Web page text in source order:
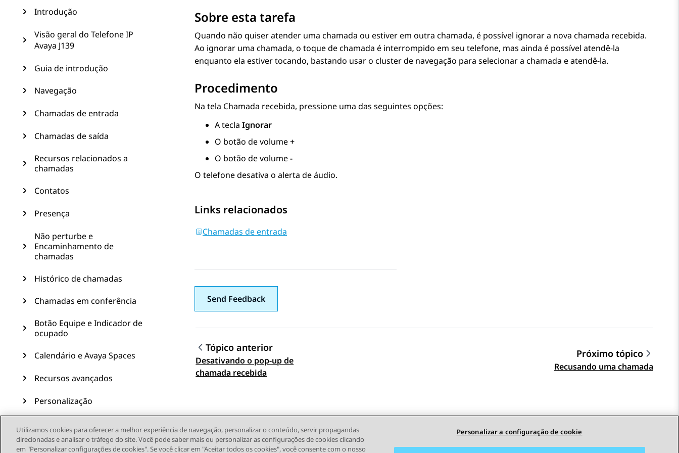
Introdução
Visão geral do Telefone IP
Avaya J139
Guia de introdução
Navegação
Chamadas de entrada
Chamadas de saída
Recursos relacionados a
chamadas
Contatos
Presença
Não perturbe e
Encaminhamento de
chamadas
Histórico de chamadas
Chamadas em conferência
Botão Equipe e Indicador de
ocupado
Calendário e Avaya Spaces
Recursos avançados
Personalização
Manutenção
Sobre esta tarefa
Quando não quiser atender uma chamada ou estiver em outra chamada, é possível ignorar a nova chamada recebida.
Ao ignorar uma chamada, o toque de chamada é interrompido em seu telefone, mas ainda é possível atendê-la
enquanto ela estiver tocando, bastando usar o cluster de navegação para selecionar a chamada e atendê-la.
Procedimento
Na tela Chamada recebida, pressione uma das seguintes opções:
A tecla Ignorar
O botão de volume+
O botão de volume-
O telefone desativa o alerta de áudio.
Links relacionados
Chamadas de entrada
Send Feedback
Topic navigation
Tópico anterior
Desativando o pop-up de
chamada recebida
Próximo tópico
Recusando uma chamada
Utilizamos cookies para oferecer a melhor experiência de navegação, personalizar o conteúdo, servir propagandas
direcionadas e analisar o tráfego do site. Você pode saber mais ou personalizar as configurações de cookies clicando
em "Personalizar configurações de cookies". Se você clicar em "Aceitar todos os cookies", você consente com o nosso
Personalizar a configuração de cookie